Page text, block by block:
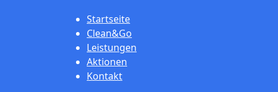
Startseite
Clean&Go
Leistungen
Aktionen
Kontakt